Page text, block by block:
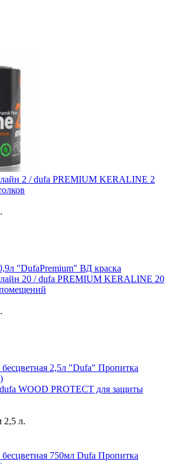
2 / dufa PREMIUM KERALINE 2
20 / dufa PREMIUM KERALINE 20
WOOD PROTECT для защиты
2,5 л.